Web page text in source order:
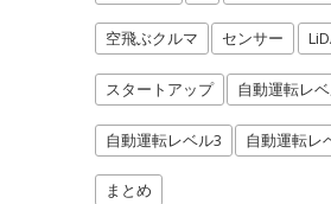
空飛ぶクルマ センサー
スタートアップ 自動運転レ
自動運転レベル3 自動運転レ
まとめ